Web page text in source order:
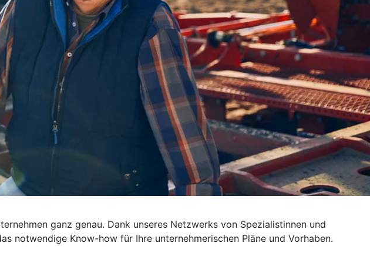
ganz genau. Dank unseres Netzwerks von Spezialistinnen und
notwendige Know-how für Ihre unternehmerischen Pläne und Vorhaben.